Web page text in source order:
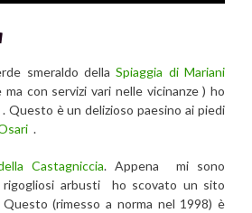
smeraldo dellaSpiaggia di Mariani
con servizi vari nelle vicinanze ) ho
. Questo è un delizioso paesino ai piedi
.
Castagniccia. Appena mi sono
arbusti ho scovato un sito
(rimesso a norma nel 1998) è